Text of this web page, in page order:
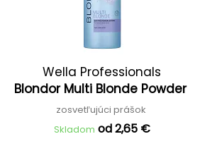
Wella Professionals
Blondor Multi Blonde Powder
zosvetľujúci prášok
Skladom od 2,65 €